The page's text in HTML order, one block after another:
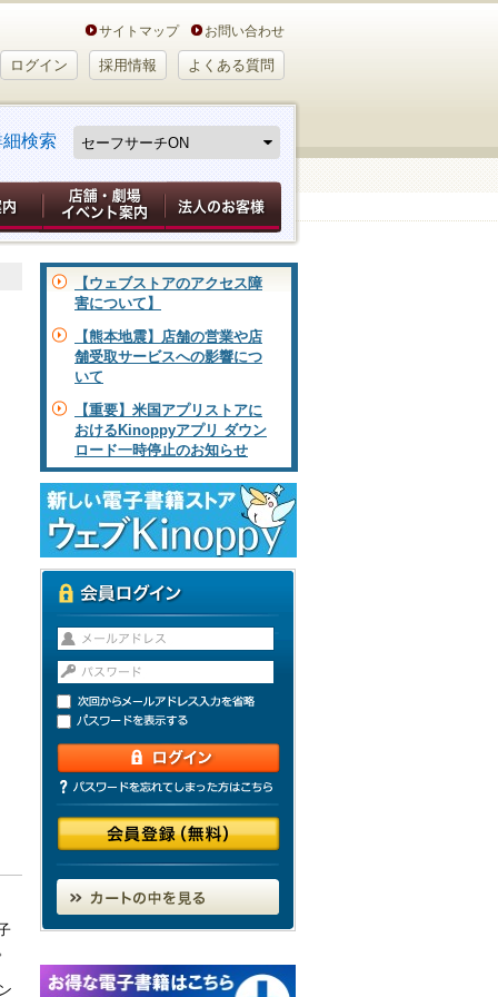
サイトマップ お問い合わせ
ログイン 採用情報 よくある質問
細検索
【ウェブストアのアクセス障
害について】
【熊本地震】店舗の営業や店
舗受取サービスへの影響につ
いて
【重要】米国アプリストアに
おけるKinoppyアプリ ダウン
ロード一時停止のお知らせ